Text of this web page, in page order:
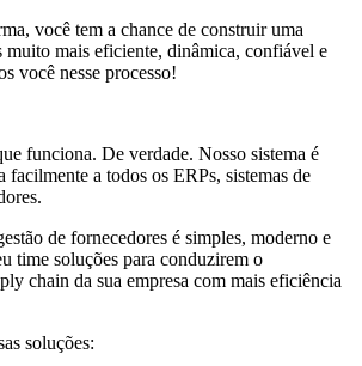
você tem a chance de construir uma
muito mais eficiente, dinâmica, confiável e
você nesse processo!
funciona. De verdade. Nosso sistema é
facilmente a todos os ERPs, sistemas de
de fornecedores é simples, moderno e
time soluções para conduzirem o
chain da sua empresa com mais eficiência
soluções: